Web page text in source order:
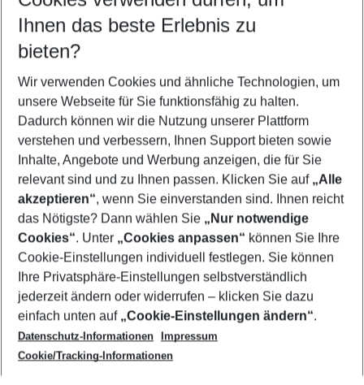
Reisezeitraum wählen
11.08.26– 09.08.27 5-8 Nächte
2 Erwachsene Keine Kinder
Mehr Filter anzeigen
Footer
Footer navigation
Über uns
AGB
Cookie-Einstellungen ändern
Cookie-Richtlinie
Datenschutz
Service & Hilfe
Barrierefreies Reisen
Check-in
Folgen Sie uns
Ihnen das beste Erlebnis zu
bieten?
Wir verwenden Cookies und ähnliche Technologien, um
unsere Webseite für Sie funktionsfähig zu halten.
Dadurch können wir die Nutzung unserer Plattform
verstehen und verbessern, Ihnen Support bieten sowie
Inhalte, Angebote und Werbung anzeigen, die für Sie
relevant sind und zu Ihnen passen. Klicken Sie auf „Alle
akzeptieren“, wenn Sie einverstanden sind. Ihnen reicht
das Nötigste? Dann wählen Sie „Nur notwendige
Cookies“. Unter „Cookies anpassen“ können Sie Ihre
Cookie-Einstellungen individuell festlegen. Sie können
Ihre Privatsphäre-Einstellungen selbstverständlich
jederzeit ändern oder widerrufen – klicken Sie dazu
einfach unten auf „Cookie-Einstellungen ändern“.
Datenschutz-Informationen
Impressum
Cookie/Tracking-Informationen